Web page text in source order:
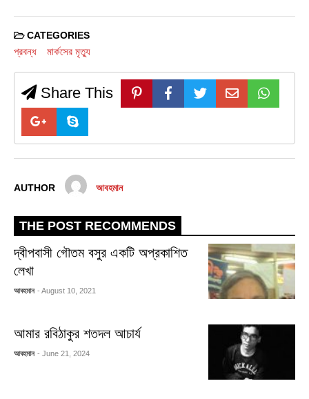
CATEGORIES
প্রবন্ধ মার্কসের মৃত্যু
Share This
AUTHOR আবহমান
THE POST RECOMMENDS
দ্বীপবাসী গৌতম বসুর একটি অপ্রকাশিত
লেখা
আবহমান - August 10, 2021
আমার রবিঠাকুর শতদল আচার্য
আবহমান - June 21, 2024